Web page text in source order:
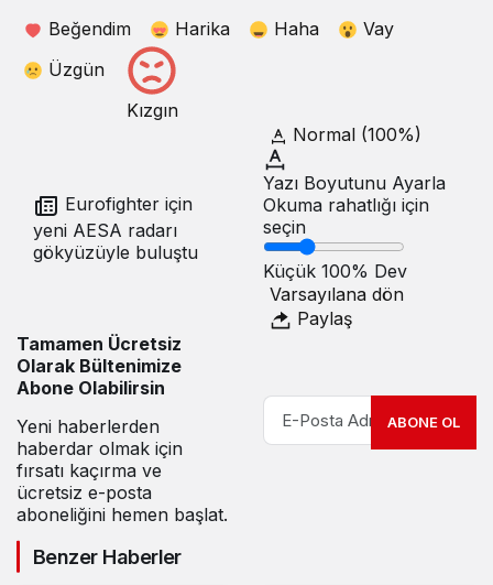
Beğendim
Harika Haha
Vay
Üzgün
Kızgın
Eurofighter için
yeni AESA radarı
gökyüzüyle buluştu
Normal (100%)
Yazı Boyutunu Ayarla
Okuma rahatlığı için
seçin
Küçük 100% Dev
Varsayılana dön
Paylaş
Tamamen Ücretsiz
Olarak Bültenimize
Abone Olabilirsin
Yeni haberlerden
haberdar olmak için
fırsatı kaçırma ve
ücretsiz e-posta
aboneliğini hemen başlat.
ABONE OL
Benzer Haberler